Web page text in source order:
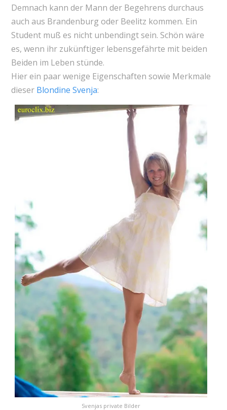
Demnach kann der Mann der Begehrens durchaus
auch aus Brandenburg oder Beelitz kommen. Ein
Student muß es nicht unbendingt sein. Schön wäre
es, wenn ihr zukünftiger lebensgefährte mit beiden
Beiden im Leben stünde.
Hier ein paar wenige Eigenschaften sowie Merkmale
dieser Blondine Svenja:
Svenjas private Bilder